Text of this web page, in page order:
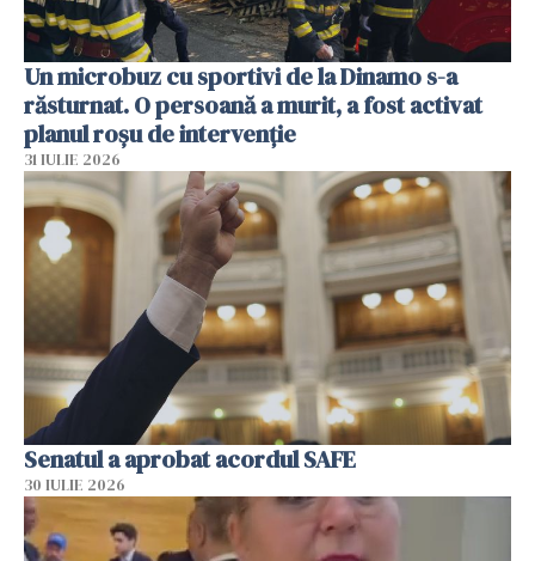
Un microbuz cu sportivi de la Dinamo s-a
răsturnat. O persoană a murit, a fost activat
planul roșu de intervenție
31 IULIE 2026
Senatul a aprobat acordul SAFE
30 IULIE 2026